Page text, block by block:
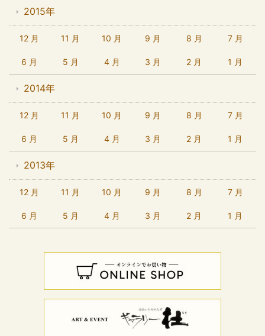
2015年
12 月 11 月 10 月 9 月 8 月 7 月
6 月 5 月 4 月 3 月 2 月 1 月
2014年
12 月 11 月 10 月 9 月 8 月 7 月
6 月 5 月 4 月 3 月 2 月 1 月
2013年
12 月 11 月 10 月 9 月 8 月 7 月
6 月 5 月 4 月 3 月 2 月 1 月